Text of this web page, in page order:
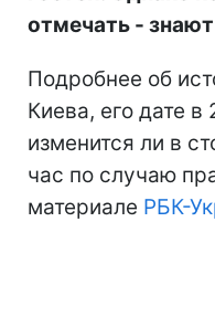
отмечать - знают
Подробнее об
Киева, его дате
изменится ли в
час по случаю
материале РБК-